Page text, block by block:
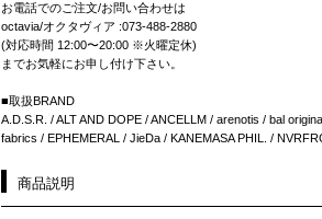
お電話でのご注文/お問い合わせは
octavia/オクタヴィア :073-488-2880
(対応時間 12:00〜20:00 ※火曜定休)
までお気軽にお申し付け下さい。
■取扱BRAND
A.D.S.R. / ALT AND DOPE / ANCELLM / arenotis / bal
fabrics / EPHEMERAL / JieDa / KANEMASA PHIL. /
商品説明